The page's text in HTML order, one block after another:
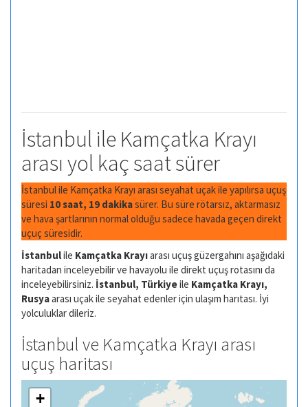
İstanbul ile Kamçatka Krayı
arası yol kaç saat sürer
İstanbul ile Kamçatka Krayı arası seyahat uçak ile yapılırsa uçuş
süresi 10 saat, 19 dakikasürer. Bu süre rötarsız, aktarmasız
ve hava şartlarının normal olduğu sadece havada geçen direkt
uçuç süresidir.
İstanbulile Kamçatka Krayıarası uçuş güzergahını aşağıdaki
haritadan inceleyebilir ve havayolu ile direkt uçuş rotasını da
inceleyebilirsiniz. İstanbul, Türkiyeile Kamçatka Krayı,
Rusyaarası uçak ile seyahat edenler için ulaşım harıtası. İyi
yolculuklar dileriz.
İstanbul ve Kamçatka Krayı arası
uçuş haritası
+